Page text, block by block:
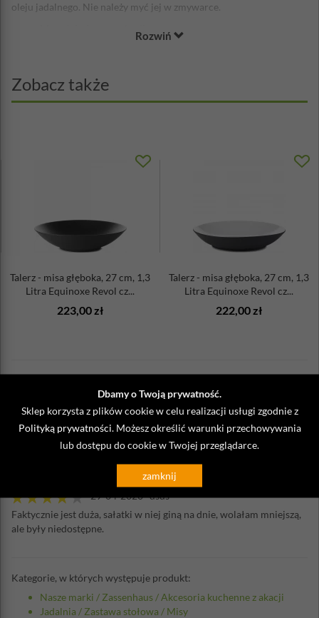
Dbamy o Twoją prywatność.
Sklep korzysta z plików cookie w celu realizacji usługi zgodnie z
Polityką prywatności. Możesz określić warunki przechowywania
lub dostępu do cookie w Twojej przeglądarce.
zamknij
oleju jadalnego. Nie należy myć jej w zmywarce.
Rozwiń
Zobacz także
Talerz - misa głęboka, 27 cm, 1,3
Litra Equinoxe Revol cz...
223,00 zł
Talerz - misa głęboka, 27 cm, 1,3
Litra Equinoxe Revol cz...
222,00 zł
Opinie o Duża misa akacjowa
Zassenhaus 30 cm
29-04-2020 dsds
Faktycznie jest duża, sałatki w niej giną na dnie, wolałam mniejszą,
ale były niedostępne.
Kategorie, w których występuje produkt:
Nasze marki / Zassenhaus /Akcesoria kuchenne z akacji
Jadalnia / Zastawa stołowa / Misy